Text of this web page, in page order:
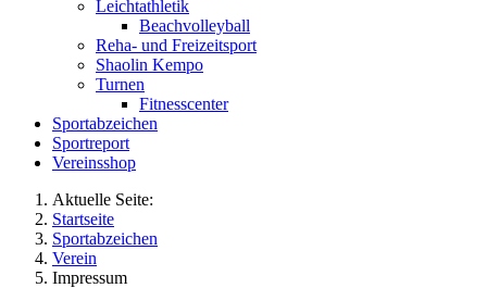
Leichtathletik
Beachvolleyball
Reha- und Freizeitsport
Shaolin Kempo
Turnen
Fitnesscenter
Sportabzeichen
Sportreport
Vereinsshop
Aktuelle Seite:
Startseite
Sportabzeichen
Verein
Impressum